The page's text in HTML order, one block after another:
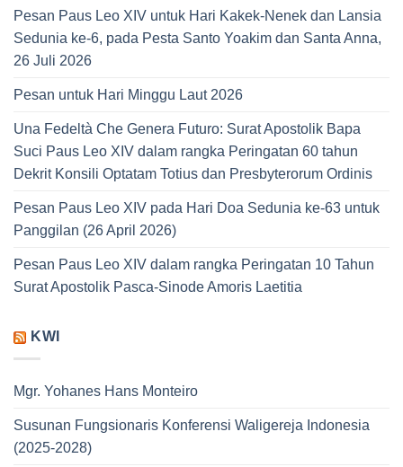
Pesan Paus Leo XIV untuk Hari Kakek-Nenek dan Lansia
Sedunia ke-6, pada Pesta Santo Yoakim dan Santa Anna,
26 Juli 2026
Pesan untuk Hari Minggu Laut 2026
Una Fedeltà Che Genera Futuro: Surat Apostolik Bapa
Suci Paus Leo XIV dalam rangka Peringatan 60 tahun
Dekrit Konsili Optatam Totius dan Presbyterorum Ordinis
Pesan Paus Leo XIV pada Hari Doa Sedunia ke-63 untuk
Panggilan (26 April 2026)
Pesan Paus Leo XIV dalam rangka Peringatan 10 Tahun
Surat Apostolik Pasca-Sinode Amoris Laetitia
KWI
Mgr. Yohanes Hans Monteiro
Susunan Fungsionaris Konferensi Waligereja Indonesia
(2025-2028)